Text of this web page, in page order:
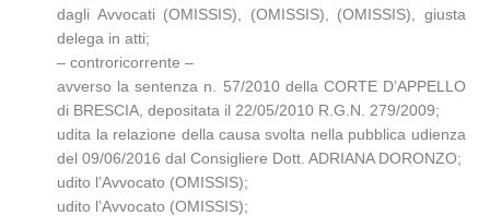
dagli Avvocati (OMISSIS), (OMISSIS), (OMISSIS), giusta
delega in atti;
– controricorrente –
avverso la sentenza n. 57/2010 della CORTE D’APPELLO
di BRESCIA, depositata il 22/05/2010 R.G.N. 279/2009;
udita la relazione della causa svolta nella pubblica udienza
del 09/06/2016 dal Consigliere Dott. ADRIANA DORONZO;
udito l’Avvocato (OMISSIS);
udito l’Avvocato (OMISSIS);